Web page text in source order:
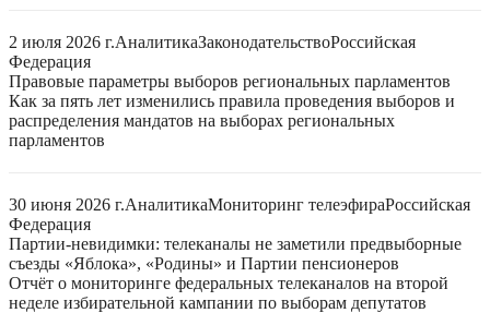
2 июля 2026 г.АналитикаЗаконодательствоРоссийская
Федерация
Правовые параметры выборов региональных парламентов
Как за пять лет изменились правила проведения выборов и
распределения мандатов на выборах региональных
парламентов
30 июня 2026 г.АналитикаМониторинг телеэфираРоссийская
Федерация
Партии-невидимки: телеканалы не заметили предвыборные
съезды «Яблока», «Родины» и Партии пенсионеров
Отчёт о мониторинге федеральных телеканалов на второй
неделе избирательной кампании по выборам депутатов